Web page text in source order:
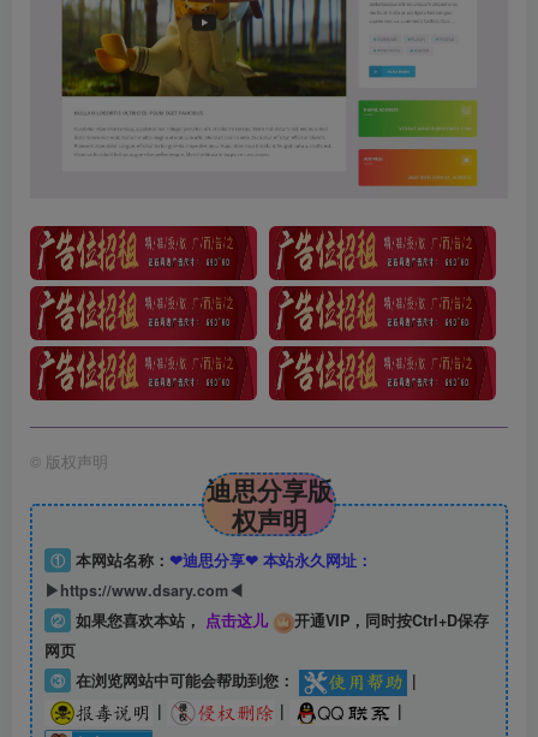
© 版权声明
迪思分享版
权声明
① 本网站名称： ❤迪思分享❤ 本站永久网址：
▶https://www.dsary.com◀
② 如果您喜欢本站， 点击这儿
开通VIP，同时按Ctrl+D保存
网页
③ 在浏览网站中可能会帮助到您：
|
|
| |